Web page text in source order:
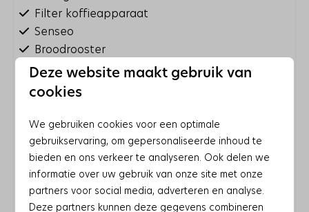
Filter koffieapparaat
Senseo
Broodrooster
Staafmixer
Eierkoker
Elektrische grillplaat
Oven: Heteluchtoven
Magnetron: Magnetron
Keramische kookplaat: 4-pits
Waterkoker: Elektrische waterkoker
Deze website maakt gebruik van
cookies
We gebruiken cookies voor een optimale
gebruikservaring, om gepersonaliseerde inhoud te
bieden en ons verkeer te analyseren. Ook delen we
informatie over uw gebruik van onze site met onze
partners voor social media, adverteren en analyse.
Deze partners kunnen deze gegevens combineren